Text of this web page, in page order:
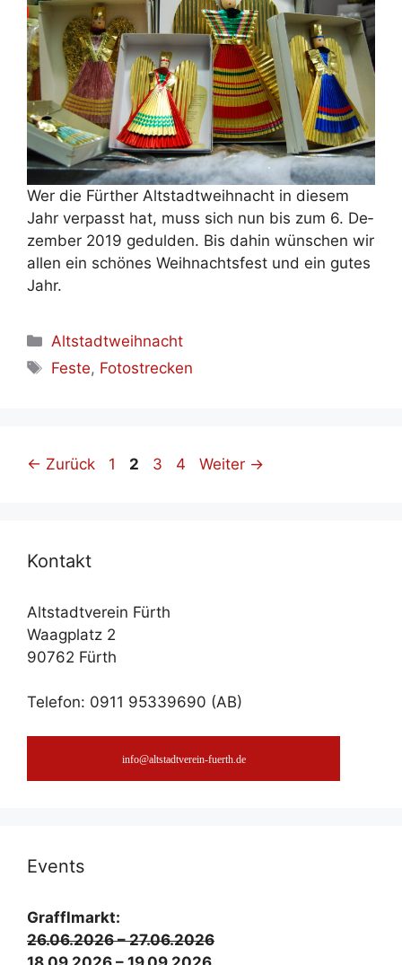
Wer die Für­ther Alt­stadt­weih­nacht in die­sem
Jahr ver­passt hat, muss sich nun bis zum 6. De­
zem­ber 2019 ge­dul­den. Bis da­hin wün­schen wir
al­len ein schö­nes Weih­nachts­fest und ein gu­tes
Jahr.
Kategorien
Altstadtweihnacht
Schlagwörter
Feste, Fotostrecken
← Zurück Seite
1 Seite
2 Seite
3 Seite
4 Weiter →
Kon­takt
Altstadtverein Fürth
Waagplatz 2
90762 Fürth
Telefon: 0911 95339690 (AB)
info@altstadtverein-fuerth.de
Events
Graf­fl­markt:
26.06.2026 – 27.06.2026